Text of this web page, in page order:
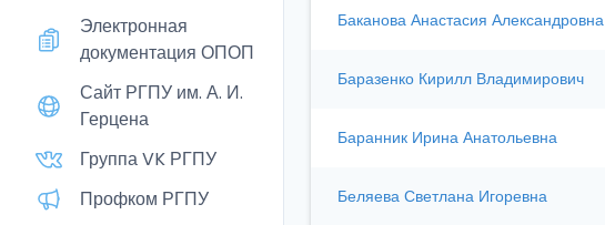
Электронная
документация ОПОП
Сайт РГПУ им. А. И.
Герцена
Группа VK РГПУ
Профком РГПУ
Баканова Анастасия Александровна
Баразенко Кирилл Владимирович
Баранник Ирина Анатольевна
Беляева Светлана Игоревна